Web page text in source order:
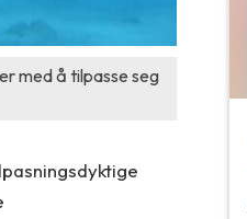
med å tilpasse seg